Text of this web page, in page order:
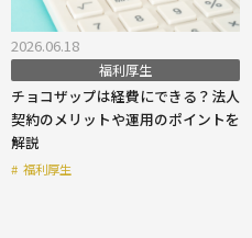
2026.06.18
福利厚生
チョコザップは経費にできる？法人
契約のメリットや運用のポイントを
解説
# 福利厚生